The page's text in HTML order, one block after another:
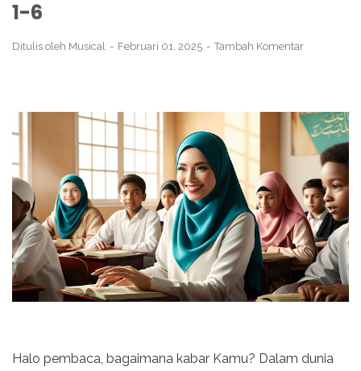
1-6
Ditulis oleh Musical Februari 01, 2025 Tambah Komentar
Halo pembaca, bagaimana kabar Kamu? Dalam dunia